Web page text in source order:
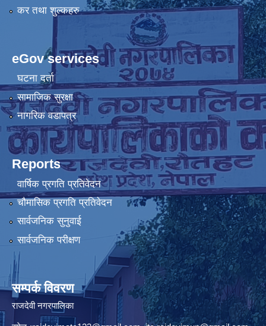
कर तथा शुल्कहरु
eGov services
घटना दर्ता
सामाजिक सुरक्षा
नागरिक वडापत्र
Reports
वार्षिक प्रगति प्रतिवेदन
चौमासिक प्रगति प्रतिवेदन
सार्वजनिक सुनुवाई
सार्वजनिक परीक्षण
सम्पर्क विवरण
राजदेवी नगरपालिका